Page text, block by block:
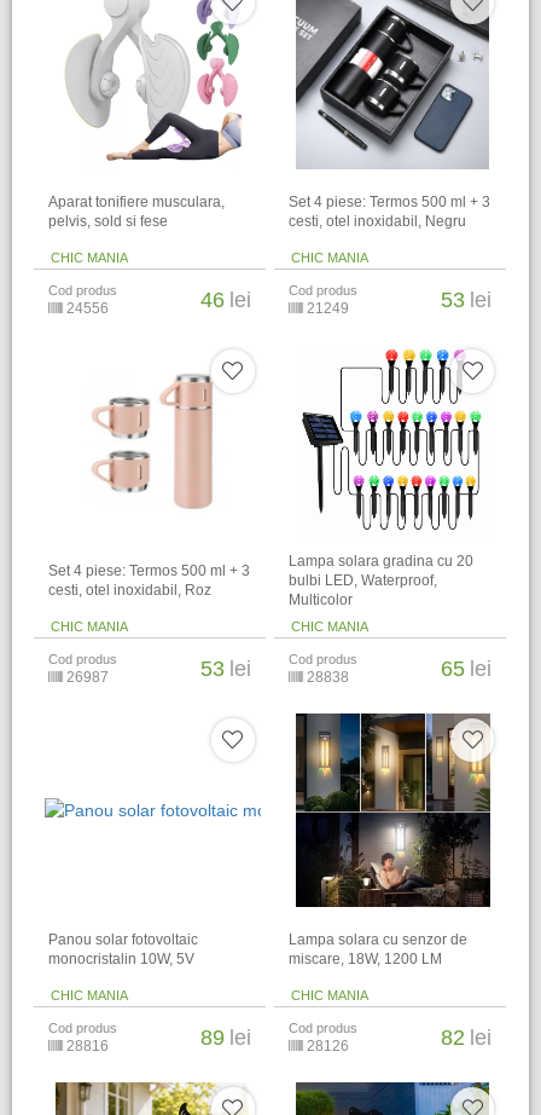
Aparat tonifiere musculara,
pelvis, sold si fese
CHIC MANIA
Cod produs
24556 46 lei
Set 4 piese: Termos 500 ml + 3
cesti, otel inoxidabil, Negru
CHIC MANIA
Cod produs
21249 53 lei
Set 4 piese: Termos 500 ml + 3
cesti, otel inoxidabil, Roz
CHIC MANIA
Cod produs
26987 53 lei
Lampa solara gradina cu 20
bulbi LED, Waterproof,
Multicolor
CHIC MANIA
Cod produs
28838 65 lei
Panou solar fotovoltaic
monocristalin 10W, 5V
CHIC MANIA
Cod produs
28816 89 lei
Lampa solara cu senzor de
miscare, 18W, 1200 LM
CHIC MANIA
Cod produs
28126 82 lei